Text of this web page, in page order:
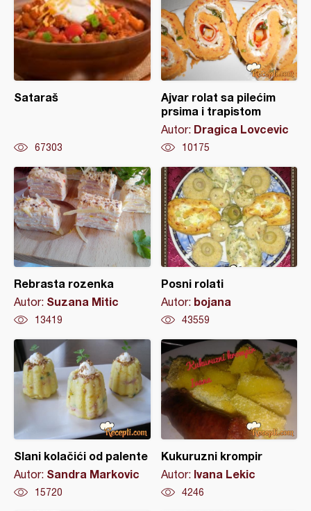
Sataraš
67303
Ajvar rolat sa pilećim
prsima i trapistom
Autor: Dragica Lovcevic
10175
Rebrasta rozenka
Autor: Suzana Mitic
13419
Posni rolati
Autor: bojana
43559
Slani kolačići od palente
Autor: Sandra Markovic
15720
Kukuruzni krompir
Autor: Ivana Lekic
4246